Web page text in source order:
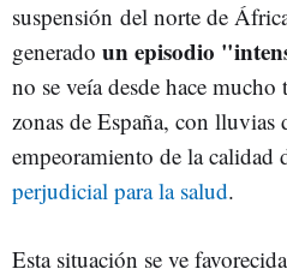
suspensión del norte de
generado un episodio
no se veía desde hace
zonas de España, con lluvias
empeoramiento de la calidad
perjudicial para la salud.
Esta situación se ve